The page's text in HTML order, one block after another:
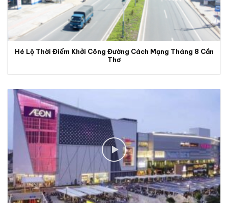
Hé Lộ Thời Điểm Khởi Công Đường Cách Mạng Tháng 8 Cần
Thơ